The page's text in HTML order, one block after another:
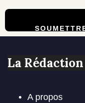
La Rédaction
A propos